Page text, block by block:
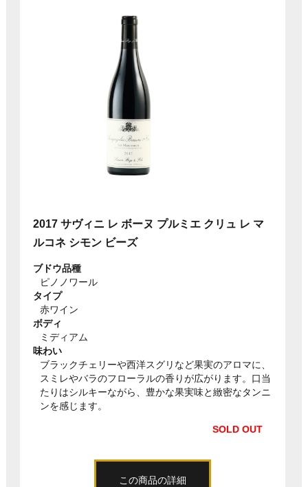
2017 サヴィニ レ ボーヌ プルミエ クリュ レ マ
ルコネ シモン ビーズ
ブドウ品種
ピノノワール
タイプ
赤ワイン
ボディ
ミディアム
味わい
ブラックチェリーや西洋スグリなど果実のアロマに、
スミレやバラのフローラルの香りが広がります。口当
たりはシルキーながら、豊かな果実味と緻密なタンニ
ンを感じます。
SOLD OUT
この商品の詳細